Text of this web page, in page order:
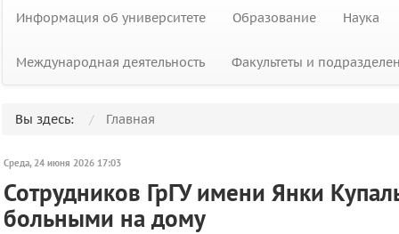
Информация об университете Образование Наука
Международная деятельность Факультеты и
Вы здесь: Главная
Среда, 24 июня 2026 17:03
Сотрудников ГрГУ имени Янки
больными на дому